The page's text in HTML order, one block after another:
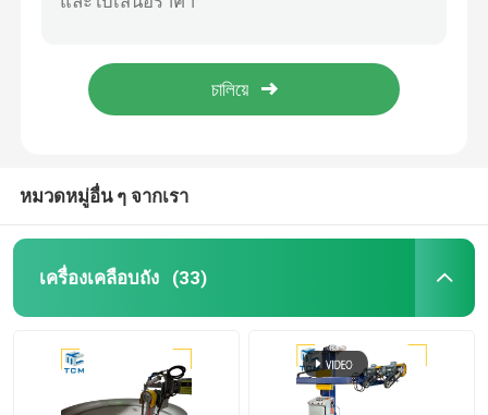
เครื่องเลืองท่ออัตโนมัติ
เครื่องเลืองสาย
เครื่องเลืองอัตโนมัติด้วยช้างเอลโค
หมวดหมู่อื่น ๆ จากเรา
เครื่องเคลือบถัง (33)